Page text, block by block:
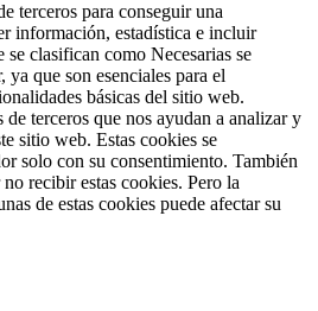
terceros para conseguir una
información, estadística e incluir
clasifican como Necesarias se
ya que son esenciales para el
básicas del sitio web.
terceros que nos ayudan a analizar y
sitio web. Estas cookies se
solo con su consentimiento. También
recibir estas cookies. Pero la
de estas cookies puede afectar su